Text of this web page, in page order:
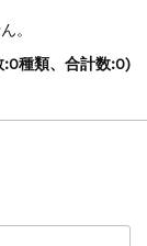
。
:0種類、合計数:0)